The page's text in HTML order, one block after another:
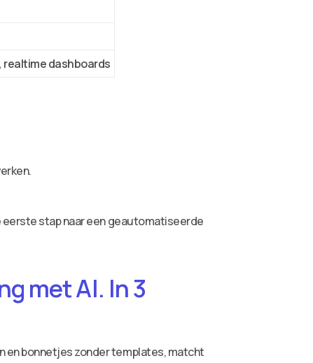
dashboards
eerste stap naar een geautomatiseerde
met AI. In 3
en bonnetjes zonder templates, matcht